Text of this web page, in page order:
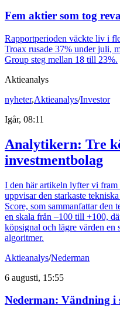
Fem aktier som tog
Rapportperioden väckte liv i
Troax rusade 37% under juli,
Group steg mellan 18 till 23%.
Aktieanalys
nyheter,Aktieanalys/Investor
Igår, 08:11
Analytikern: Tre
investmentbolag
I den här artikeln lyfter vi fram
uppvisar den starkaste
Score, som sammanfattar den
en skala från –100 till +100,
köpsignal och lägre värden en
algoritmer.
Aktieanalys/Nederman
6 augusti, 15:55
Nederman: Vändning i